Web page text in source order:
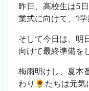
昨日、高校生は5
業式に向けて、1
そして今日は、明
向けて最終準備を
梅雨明けし、夏本
わり🌻たちは元気